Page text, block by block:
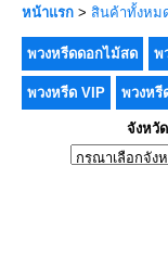
หน้าแรก > สินค้าทั้งหม
พวงหรีดดอกไม้สด พ
พวงหรีด VIP พวงหรี
จังหวั